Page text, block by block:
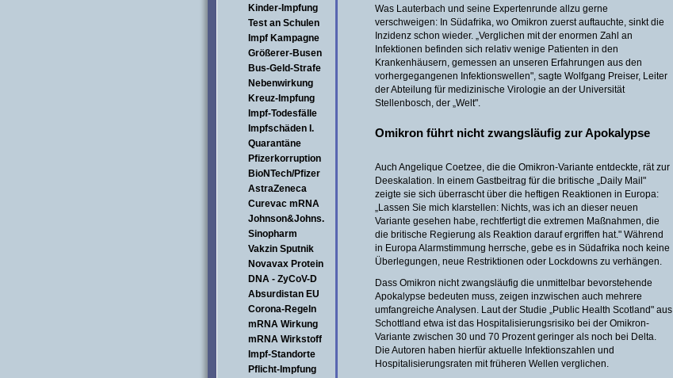
Kinder-Impfung
Test an Schulen
Impf Kampagne
Größerer-Busen
Bus-Geld-Strafe
Nebenwirkung
Kreuz-Impfung
Impf-Todesfälle
Impfschäden I.
Quarantäne
Pfizerkorruption
BioNTech/Pfizer
AstraZeneca
Curevac mRNA
Johnson&Johns.
Sinopharm
Vakzin Sputnik
Novavax Protein
DNA - ZyCoV-D
Absurdistan EU
Corona-Regeln
mRNA Wirkung
mRNA Wirkstoff
Impf-Standorte
Pflicht-Impfung
Was Lauterbach und seine Expertenrunde allzu gerne
verschweigen: In Südafrika, wo Omikron zuerst auftauchte, sinkt die
Inzidenz schon wieder. „Verglichen mit der enormen Zahl an
Infektionen befinden sich relativ wenige Patienten in den
Krankenhäusern, gemessen an unseren Erfahrungen aus den
vorhergegangenen Infektionswellen", sagte Wolfgang Preiser, Leiter
der Abteilung für medizinische Virologie an der Universität
Stellenbosch, der „Welt".
Omikron führt nicht zwangsläufig zur Apokalypse
Auch Angelique Coetzee, die die Omikron-Variante entdeckte, rät zur
Deeskalation. In einem Gastbeitrag für die britische „Daily Mail"
zeigte sie sich überrascht über die heftigen Reaktionen in Europa:
„Lassen Sie mich klarstellen: Nichts, was ich an dieser neuen
Variante gesehen habe, rechtfertigt die extremen Maßnahmen, die
die britische Regierung als Reaktion darauf ergriffen hat." Während
in Europa Alarmstimmung herrsche, gebe es in Südafrika noch keine
Überlegungen, neue Restriktionen oder Lockdowns zu verhängen.
Dass Omikron nicht zwangsläufig die unmittelbar bevorstehende
Apokalypse bedeuten muss, zeigen inzwischen auch mehrere
umfangreiche Analysen. Laut der Studie „Public Health Scotland" aus
Schottland etwa ist das Hospitalisierungsrisiko bei der Omikron-
Variante zwischen 30 und 70 Prozent geringer als noch bei Delta.
Die Autoren haben hierfür aktuelle Infektionszahlen und
Hospitalisierungsraten mit früheren Wellen verglichen.